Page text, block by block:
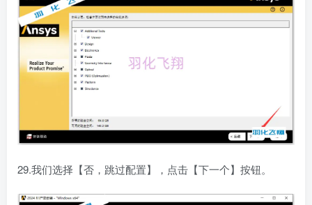
29.我们选择【否，跳过配置】，点击【下一个】按钮。